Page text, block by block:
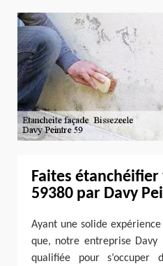
Faites
59380 par Davy
Ayant une solide
que, notre entreprise
qualifiée pour s’occuper